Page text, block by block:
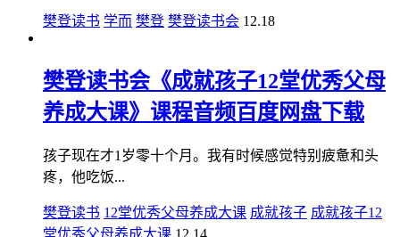
樊登读书 学而 樊登 樊登读书会 12.18
樊登读书会《成就孩子12堂优秀父母
养成大课》课程音频百度网盘下载
孩子现在才1岁零十个月。我有时候感觉特别疲惫和头
疼，他吃饭...
樊登读书 12堂优秀父母养成大课 成就孩子 成就孩子12